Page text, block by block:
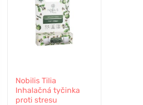
Nobilis Tilia
Inhalačná tyčinka
proti stresu